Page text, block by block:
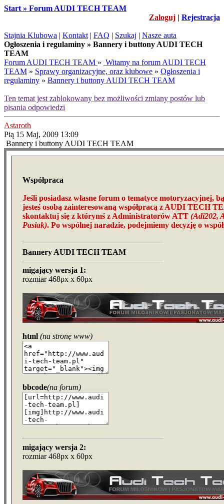
Start » Forum AUDI TECH TEAM
Zaloguj | Rejestracja
Stajnia Klubowa | Kontakt | FAQ | Szukaj | Nasze auta
Ogłoszenia i regulaminy » Bannery i buttony AUDI TECH
TEAM
Forum AUDI TECH TEAM » Witamy na forum AUDI TECH
TEAM » Sprawy organizacyjne, oraz klubowe » Ogłoszenia i
regulaminy » Bannery i buttony AUDI TECH TEAM
Ten temat jest zablokowany bez możliwości zmiany postów lub
pisania odpowiedzi
Astaroth
Pią 15 Maj, 2009 13:09
Bannery i buttony AUDI TECH TEAM
Współpraca
Jeśli posiadasz własne forum o tematyce motoryzacyjnej,
jesteś osobą zainteresowaną współpracą z AUDI TECH
skontaktuj się z którymś z Administratorów ATT (Adi202,
Pasiak). Po wspólnej naradzie, podejmiemy decyzję o
Bannery AUDI TECH TEAM
migający wersja 1:
rozmiar 468px x 60px
html (na stronę www)
bbcode(na forum)
migający wersja 2:
rozmiar 468px x 60px